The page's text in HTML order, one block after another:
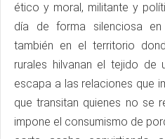
ético y moral, militante y
día de forma silenciosa
también en el territorio
rurales hilvanan el tejido de
escapa a las relaciones que
que transitan quienes no se
impone el consumismo de